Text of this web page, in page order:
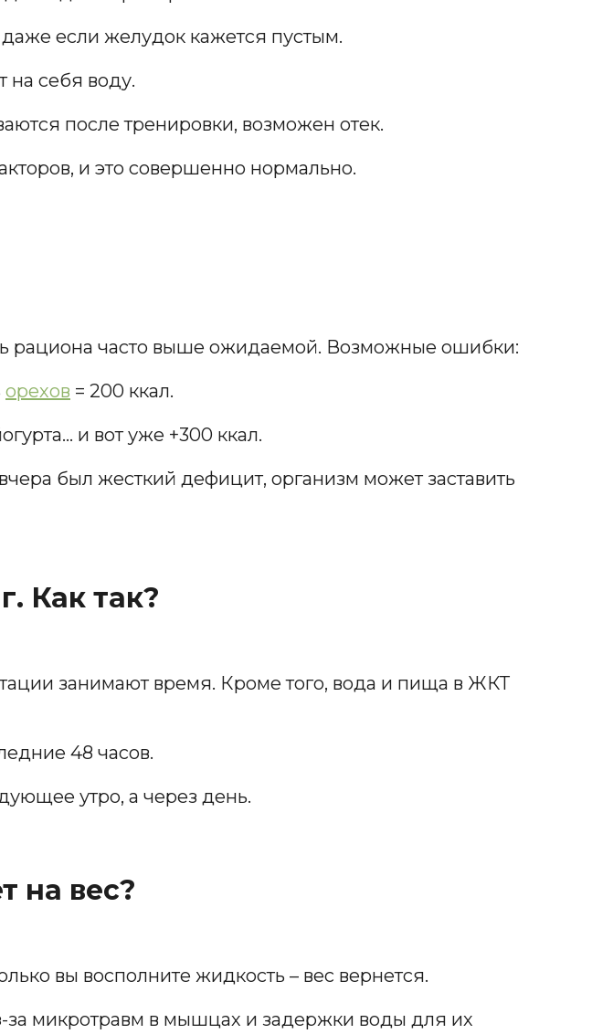
даже если желудок кажется пустым.
на себя воду.
после тренировки, возможен отек.
и это совершенно нормально.
рациона часто выше ожидаемой. Возможные ошибки:
орехов = 200 ккал.
и вот уже +300 ккал.
был жесткий дефицит, организм может заставить
Как так?
занимают время. Кроме того, вода и пища в ЖКТ
48 часов.
утро, а через день.
на вес?
вы восполните жидкость – вес вернется.
за микротравм в мышцах и задержки воды для их